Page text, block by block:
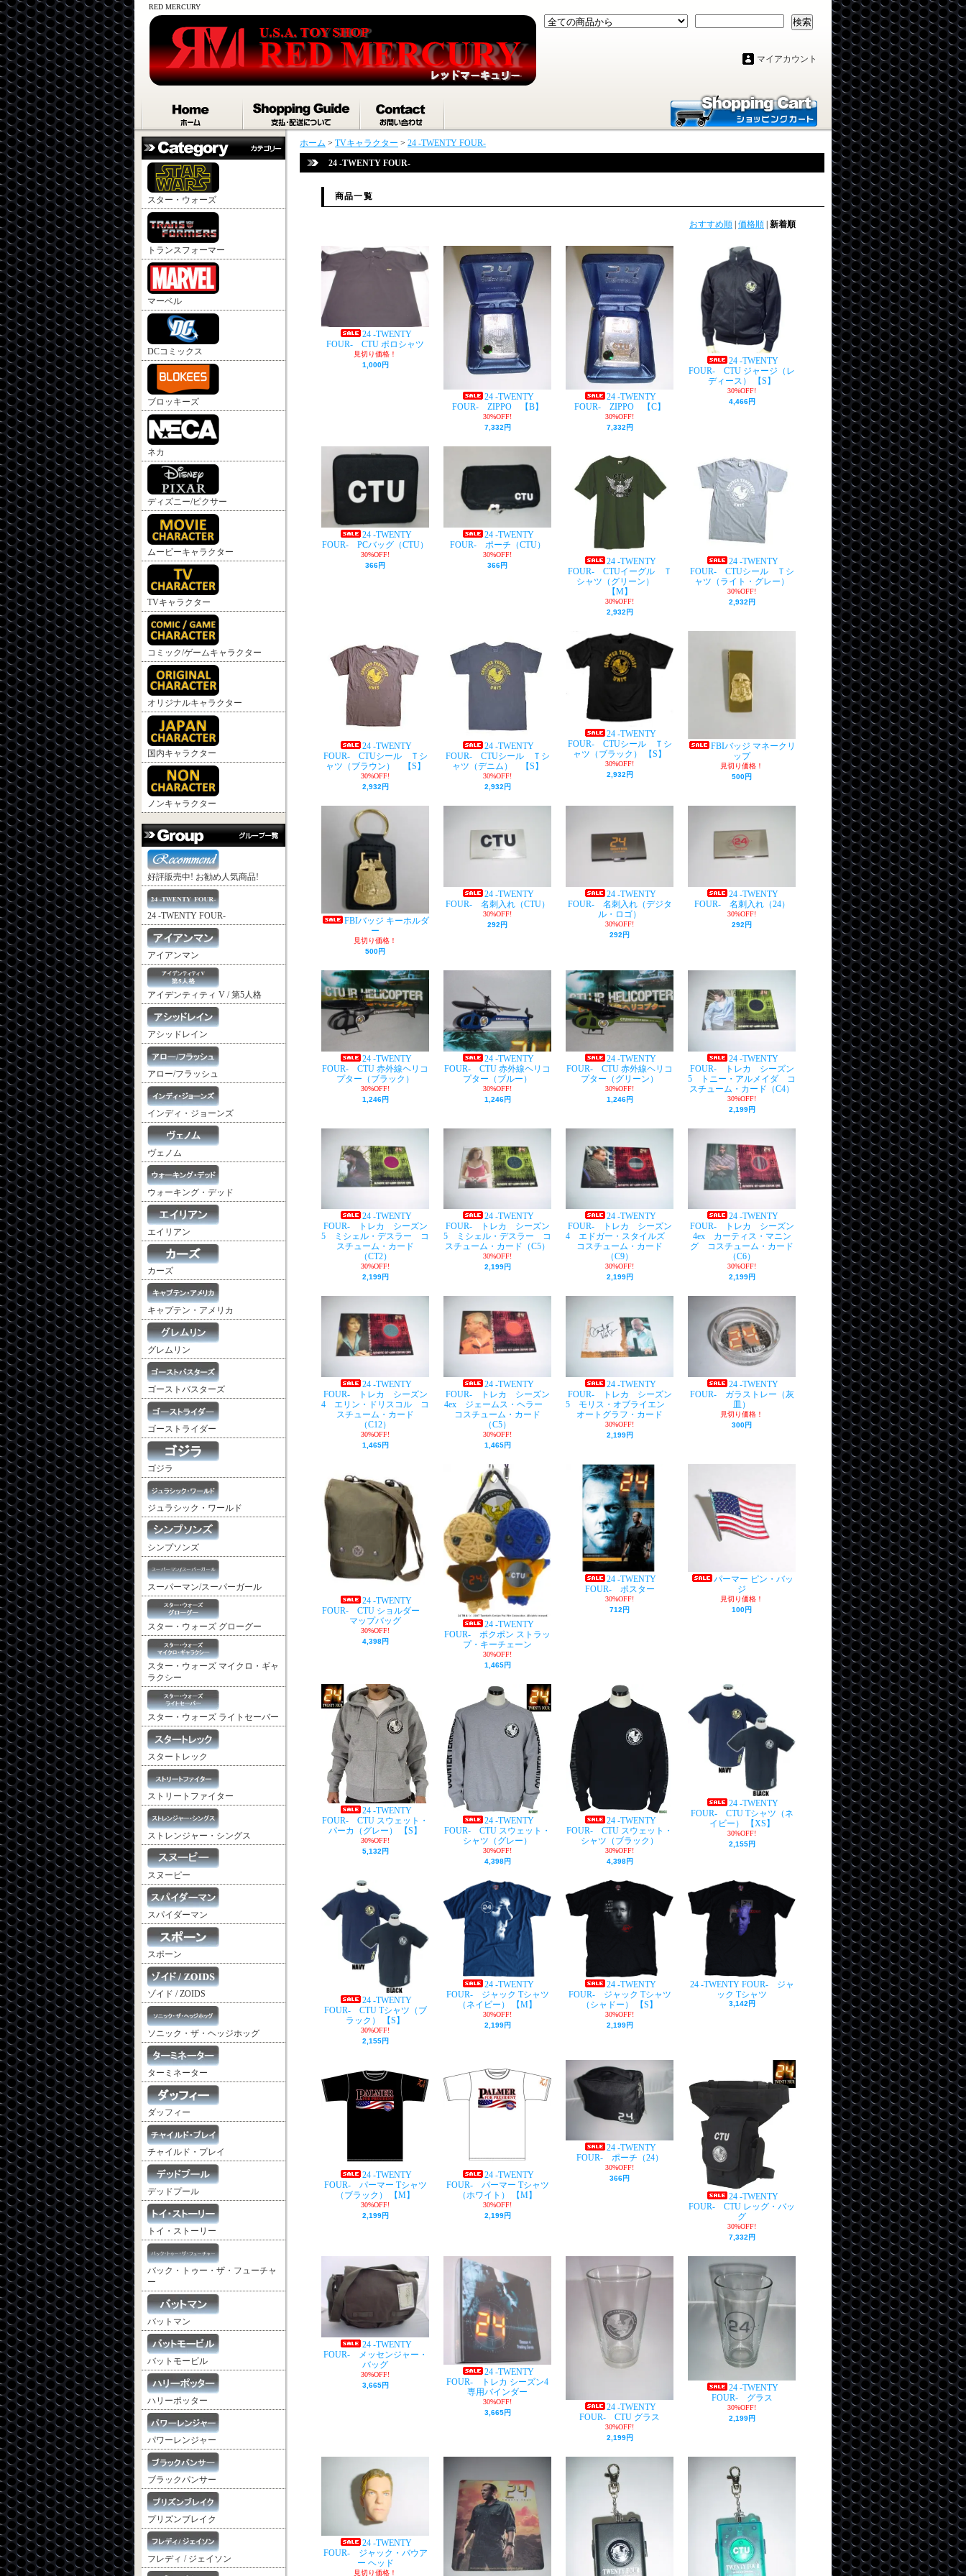
RED MERCURY
検索
マイアカウント
スター・ウォーズ
トランスフォーマー
マーベル
DCコミックス
ブロッキーズ
ネカ
ディズニー/ピクサー
ムービーキャラクター
TVキャラクター
コミック/ゲームキャラクター
オリジナルキャラクター
国内キャラクター
ノンキャラクター
好評販売中! お勧め人気商品!
24 -TWENTY FOUR-
アイアンマン
アイデンティティ V / 第5人格
アシッドレイン
アロー/フラッシュ
インディ・ジョーンズ
ヴェノム
ウォーキング・デッド
エイリアン
カーズ
キャプテン・アメリカ
グレムリン
ゴーストバスターズ
ゴーストライダー
ゴジラ
ジュラシック・ワールド
シンプソンズ
スーパーマン/スーパーガール
スター・ウォーズ グローグー
スター・ウォーズ マイクロ・ギャ
ラクシー
スター・ウォーズ ライトセーバー
スタートレック
ストリートファイター
ストレンジャー・シングス
スヌーピー
スパイダーマン
スポーン
ゾイド / ZOIDS
ソニック・ザ・ヘッジホッグ
ターミネーター
ダッフィー
チャイルド・プレイ
デッドプール
トイ・ストーリー
バック・トゥー・ザ・フューチャ
ー
バットマン
バットモービル
ハリーポッター
パワーレンジャー
ブラックパンサー
プリズンブレイク
フレディ / ジェイソン
ホーム > TVキャラクター > 24 -TWENTY FOUR-
24 -TWENTY FOUR-
商品一覧
おすすめ順 価格順 新着順
24 -TWENTY
FOUR- CTU ポロシャツ
見切り価格！
1,000円
24 -TWENTY
FOUR- ZIPPO 【B】
30%OFF!
7,332円
24 -TWENTY
FOUR- ZIPPO 【C】
30%OFF!
7,332円
24 -TWENTY
FOUR- CTU ジャージ（レ
ディース） 【S】
30%OFF!
4,466円
24 -TWENTY
FOUR- PCバッグ（CTU）
30%OFF!
366円
24 -TWENTY
FOUR- ポーチ（CTU）
30%OFF!
366円
24 -TWENTY
FOUR- CTUイーグル Ｔ
シャツ（グリーン）
【M】
30%OFF!
2,932円
24 -TWENTY
FOUR- CTUシール Ｔシ
ャツ（ライト・グレー）
30%OFF!
2,932円
24 -TWENTY
FOUR- CTUシール Ｔシ
ャツ（ブラウン） 【S】
30%OFF!
2,932円
24 -TWENTY
FOUR- CTUシール Ｔシ
ャツ（デニム） 【S】
30%OFF!
2,932円
24 -TWENTY
FOUR- CTUシール Ｔシ
ャツ（ブラック） 【S】
30%OFF!
2,932円
FBIバッジ マネークリ
ップ
見切り価格！
500円
FBIバッジ キーホルダ
ー
見切り価格！
500円
24 -TWENTY
FOUR- 名刺入れ（CTU）
30%OFF!
292円
24 -TWENTY
FOUR- 名刺入れ（デジタ
ル・ロゴ）
30%OFF!
292円
24 -TWENTY
FOUR- 名刺入れ（24）
30%OFF!
292円
24 -TWENTY
FOUR- CTU 赤外線ヘリコ
プター（ブラック）
30%OFF!
1,246円
24 -TWENTY
FOUR- CTU 赤外線ヘリコ
プター（ブルー）
30%OFF!
1,246円
24 -TWENTY
FOUR- CTU 赤外線ヘリコ
プター（グリーン）
30%OFF!
1,246円
24 -TWENTY
FOUR- トレカ シーズン
5 トニー・アルメイダ コ
スチューム・カード（C4）
30%OFF!
2,199円
24 -TWENTY
FOUR- トレカ シーズン
5 ミシェル・デスラー コ
スチューム・カード
（CT2）
30%OFF!
2,199円
24 -TWENTY
FOUR- トレカ シーズン
5 ミシェル・デスラー コ
スチューム・カード（C5）
30%OFF!
2,199円
24 -TWENTY
FOUR- トレカ シーズン
4 エドガー・スタイルズ
コスチューム・カード
（C9）
30%OFF!
2,199円
24 -TWENTY
FOUR- トレカ シーズン
4ex カーティス・マニン
グ コスチューム・カード
（C6）
30%OFF!
2,199円
24 -TWENTY
FOUR- トレカ シーズン
4 エリン・ドリスコル コ
スチューム・カード
（C12）
30%OFF!
1,465円
24 -TWENTY
FOUR- トレカ シーズン
4ex ジェームス・ヘラー
コスチューム・カード
（C5）
30%OFF!
1,465円
24 -TWENTY
FOUR- トレカ シーズン
5 モリス・オブライエン
オートグラフ・カード
30%OFF!
2,199円
24 -TWENTY
FOUR- ガラストレー（灰
皿）
見切り価格！
300円
24 -TWENTY
FOUR- CTU ショルダー
マップバッグ
30%OFF!
4,398円
24 -TWENTY
FOUR- ポクポン ストラッ
プ・キーチェーン
30%OFF!
1,465円
24 -TWENTY
FOUR- ポスター
30%OFF!
712円
パーマー ピン・バッ
ジ
見切り価格！
100円
24 -TWENTY
FOUR- CTU スウェット・
パーカ（グレー） 【S】
30%OFF!
5,132円
24 -TWENTY
FOUR- CTU スウェット・
シャツ（グレー）
30%OFF!
4,398円
24 -TWENTY
FOUR- CTU スウェット・
シャツ（ブラック）
30%OFF!
4,398円
24 -TWENTY
FOUR- CTU Tシャツ（ネ
イビー） 【XS】
30%OFF!
2,155円
24 -TWENTY
FOUR- CTU Tシャツ（ブ
ラック） 【S】
30%OFF!
2,155円
24 -TWENTY
FOUR- ジャック Tシャツ
（ネイビー） 【M】
30%OFF!
2,199円
24 -TWENTY
FOUR- ジャック Tシャツ
（シャドー） 【S】
30%OFF!
2,199円
24 -TWENTY FOUR- ジャ
ック Tシャツ
3,142円
24 -TWENTY
FOUR- パーマー Tシャツ
（ブラック） 【M】
30%OFF!
2,199円
24 -TWENTY
FOUR- パーマー Tシャツ
（ホワイト） 【M】
30%OFF!
2,199円
24 -TWENTY
FOUR- ポーチ（24）
30%OFF!
366円
24 -TWENTY
FOUR- CTU レッグ・バッ
グ
30%OFF!
7,332円
24 -TWENTY
FOUR- メッセンジャー・
バッグ
30%OFF!
3,665円
24 -TWENTY
FOUR- トレカ シーズン4
専用バインダー
30%OFF!
3,665円
24 -TWENTY
FOUR- CTU グラス
30%OFF!
2,199円
24 -TWENTY
FOUR- グラス
30%OFF!
2,199円
24 -TWENTY
FOUR- ジャック・バウア
ー ヘッド
見切り価格！